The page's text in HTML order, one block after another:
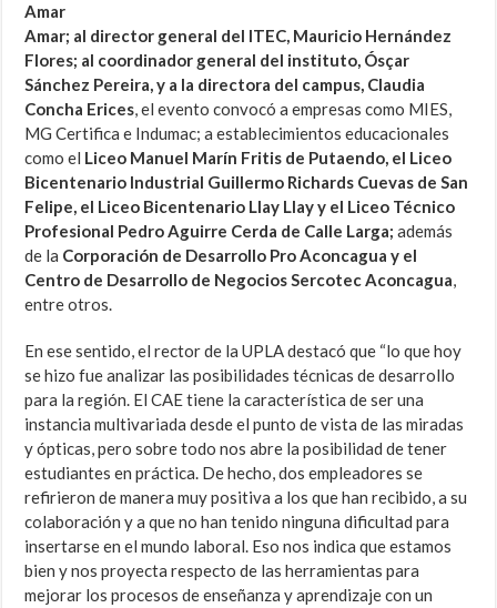
Amar
Amar; al director general del ITEC, Mauricio Hernández
Flores; al coordinador general del instituto, Ósçar
Sánchez Pereira, y a la directora del campus, Claudia
Concha Erices, el evento convocó a empresas como MIES,
MG Certifica e Indumac; a establecimientos educacionales
como el Liceo Manuel Marín Fritis de Putaendo, el Liceo
Bicentenario Industrial Guillermo Richards Cuevas de San
Felipe, el Liceo Bicentenario Llay Llay y el Liceo Técnico
Profesional Pedro Aguirre Cerda de Calle Larga; además
de la Corporación de Desarrollo Pro Aconcagua y el
Centro de Desarrollo de Negocios Sercotec Aconcagua,
entre otros.
En ese sentido, el rector de la UPLA destacó que “lo que hoy
se hizo fue analizar las posibilidades técnicas de desarrollo
para la región. El CAE tiene la característica de ser una
instancia multivariada desde el punto de vista de las miradas
y ópticas, pero sobre todo nos abre la posibilidad de tener
estudiantes en práctica. De hecho, dos empleadores se
refirieron de manera muy positiva a los que han recibido, a su
colaboración y a que no han tenido ninguna dificultad para
insertarse en el mundo laboral. Eso nos indica que estamos
bien y nos proyecta respecto de las herramientas para
mejorar los procesos de enseñanza y aprendizaje con un